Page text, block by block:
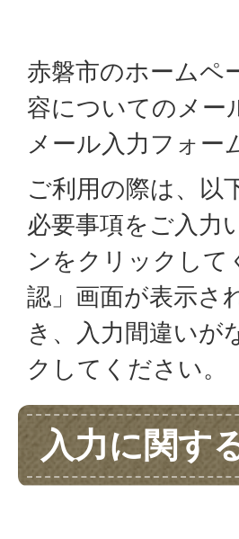
赤磐市のホームペ
容についてのメー
メール入力フォー
ご利用の際は、以
必要事項をご入力
ンをクリックして
認」画面が表示さ
き、入力間違いが
クしてください。
入力に関す